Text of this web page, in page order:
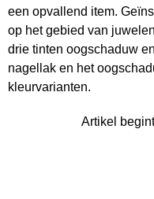
een opvallend item.
op het gebied van
drie tinten oogschaduw
nagellak en het
kleurvarianten.
Artikel